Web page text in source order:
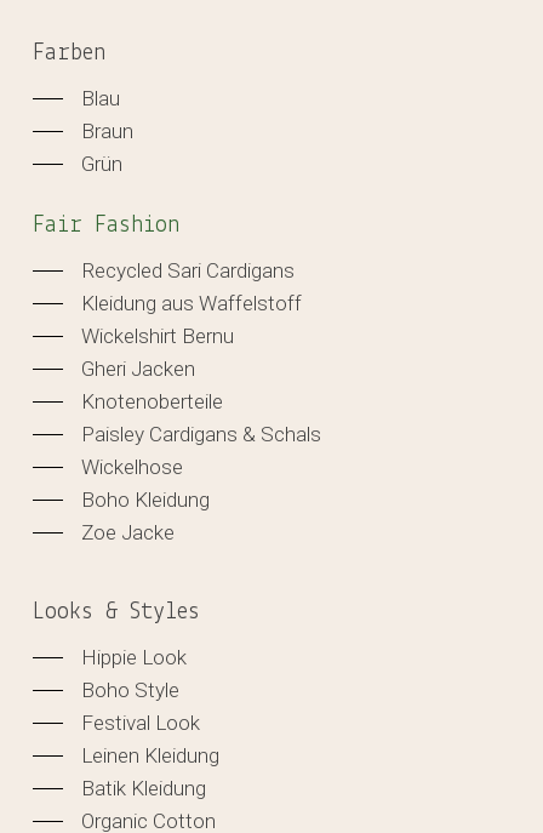
Farben
Blau
Braun
Grün
Fair Fashion
Recycled Sari Cardigans
Kleidung aus Waffelstoff
Wickelshirt Bernu
Gheri Jacken
Knotenoberteile
Paisley Cardigans & Schals
Wickelhose
Boho Kleidung
Zoe Jacke
Looks & Styles
Hippie Look
Boho Style
Festival Look
Leinen Kleidung
Batik Kleidung
Organic Cotton